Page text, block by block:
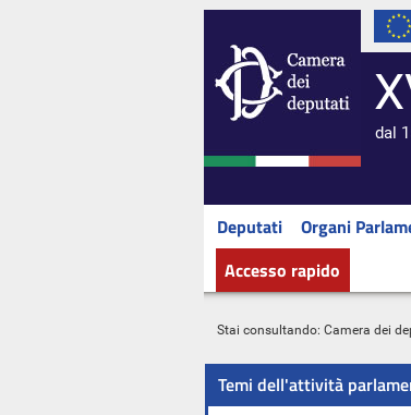
dal
Deputati Organi
Accesso rapido
Stai consultando: Camera dei
Temi dell'attività